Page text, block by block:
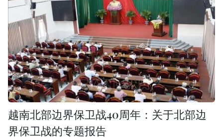
越南北部边界保卫战40周年：关于北部边
界保卫战的专题报告